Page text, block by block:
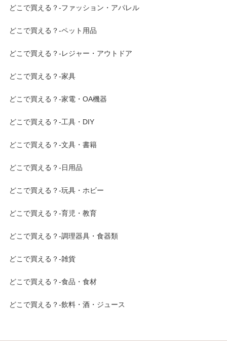
どこで買える？-ファッション・アパレル
どこで買える？-ペット用品
どこで買える？-レジャー・アウトドア
どこで買える？-家具
どこで買える？-家電・OA機器
どこで買える？-工具・DIY
どこで買える？-文具・書籍
どこで買える？-日用品
どこで買える？-玩具・ホビー
どこで買える？-育児・教育
どこで買える？-調理器具・食器類
どこで買える？-雑貨
どこで買える？-食品・食材
どこで買える？-飲料・酒・ジュース